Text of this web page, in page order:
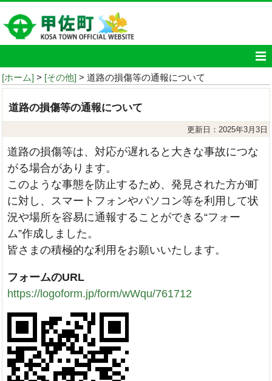
[ホーム] > [その他] > 道路の損傷等の通報について
道路の損傷等の通報について
更新日：2025年3月3日
道路の損傷等は、対応が遅れると大きな事故につな
がる場合があります。
このような事態を防止するため、発見された方が町
に対し、スマートフォンやパソコン等を利用して状
況や場所を容易に通報することができる“フォー
ム”作成しました。
皆さまの積極的な利用をお願いいたします。
フォームのURL
https://logoform.jp/form/wWqu/761712